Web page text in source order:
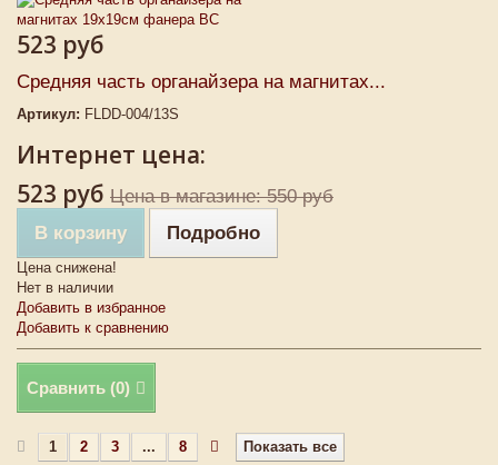
523 руб
Средняя часть органайзера на магнитах...
Артикул: FLDD-004/13S
Интернет цена:
523 руб Цена в магазине: 550 руб
В корзину
Подробно
Цена снижена!
Нет в наличии
Добавить в избранное
Добавить к сравнению
Сравнить (0)
Показать все
1 2 3 ... 8